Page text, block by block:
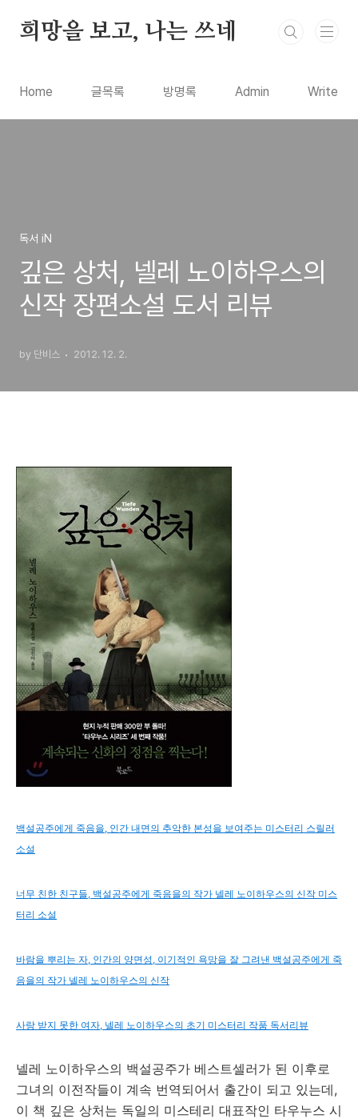
희망을 보고, 나는 쓰네
Home 글목록 방명록 Admin Write
독서 iN
깊은 상처, 넬레 노이하우스의
신작 장편소설 도서 리뷰
by 단비스 2012. 12. 2.
백설공주에게 죽음을, 인간 내면의 추악한 본성을 보여주는 미스터리 스릴러
소설
너무 친한 친구들, 백설공주에게 죽음을의 작가 넬레 노이하우스의 신작 미스
터리 소설
바람을 뿌리는 자, 인간의 양면성, 이기적인 욕망을 잘 그려낸 백설공주에게 죽
음을의 작가 넬레 노이하우스의 신작
사랑 받지 못한 여자, 넬레 노이하우스의 초기 미스터리 작품 독서리뷰
넬레 노이하우스의 백설공주가 베스트셀러가 된 이후로
그녀의 이전작들이 계속 번역되어서 출간이 되고 있는데,
이 책 깊은 상처는 독일의 미스테리 대표작인 타우누스 시